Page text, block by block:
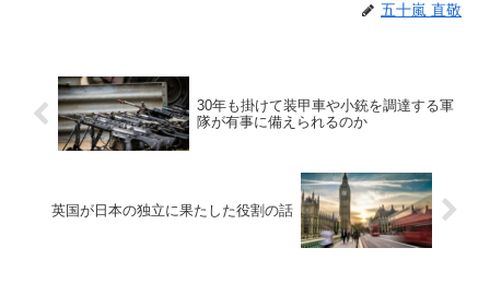
五十嵐 直敬
30年も掛けて装甲車や小銃を調達する軍
隊が有事に備えられるのか
英国が日本の独立に果たした役割の話